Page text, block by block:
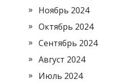
Ноябрь 2024
Октябрь 2024
Сентябрь 2024
Август 2024
Июль 2024